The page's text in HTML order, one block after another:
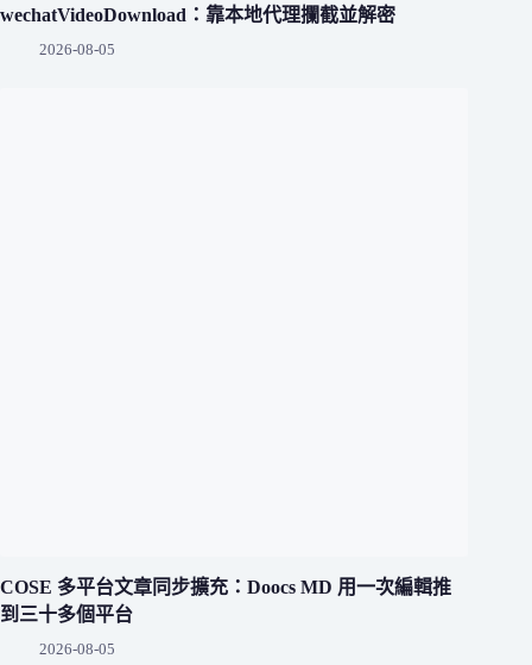
wechatVideoDownload：靠本地代理攔截並解密
2026-08-05
COSE 多平台文章同步擴充：Doocs MD 用一次編輯推
到三十多個平台
2026-08-05